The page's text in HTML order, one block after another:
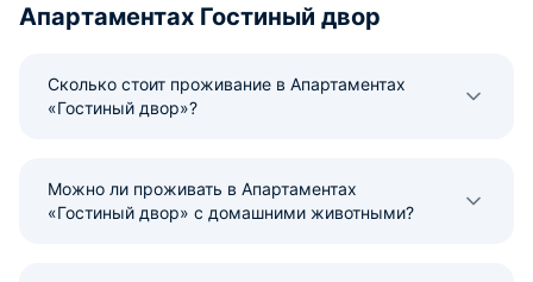
Апартаментах Гостиный двор
Сколько стоит проживание в Апартаментах
«Гостиный двор»?
Можно ли проживать в Апартаментах
«Гостиный двор» с домашними животными?